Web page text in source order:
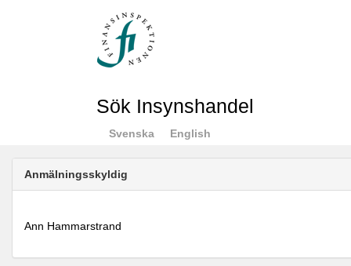
Sök Insynshandel
Svenska English
Anmälningsskyldig
Ann Hammarstrand